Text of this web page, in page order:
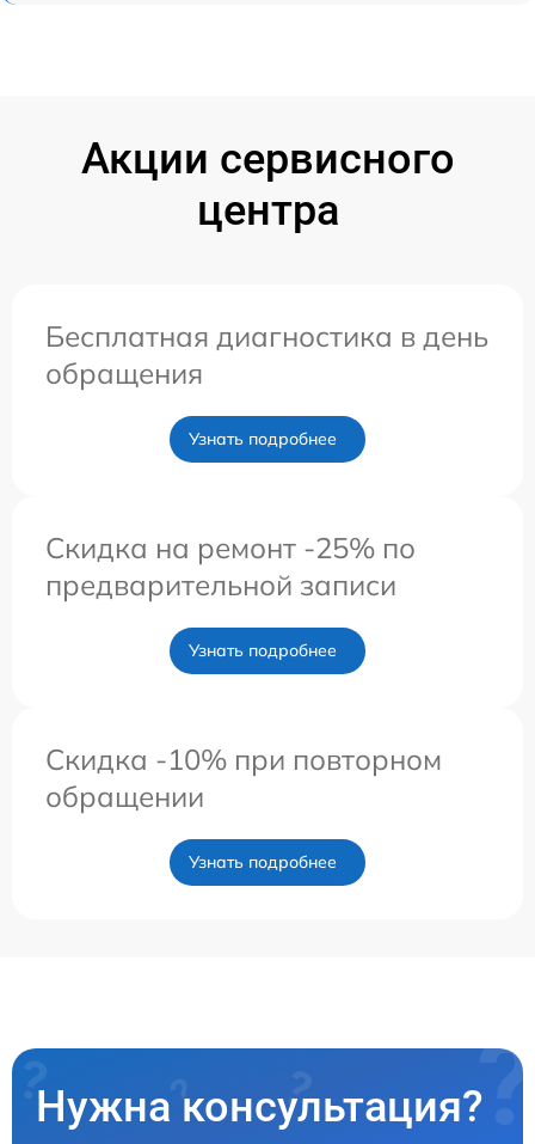
Акции сервисного
центра
Бесплатная диагностика в день
обращения
Узнать подробнее
Скидка на ремонт -25% по
предварительной записи
Узнать подробнее
Скидка -10% при повторном
обращении
Узнать подробнее
Нужна консультация?